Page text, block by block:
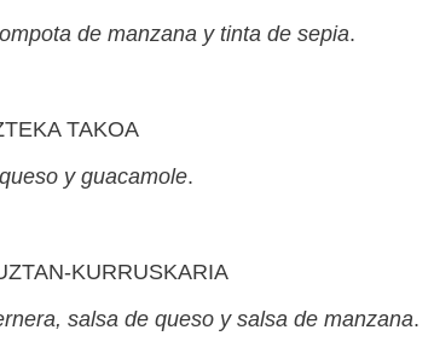
de manzana y tinta de sepia.
TAKOA
y guacamole.
KURRUSKARIA
salsa de queso y salsa de manzana.